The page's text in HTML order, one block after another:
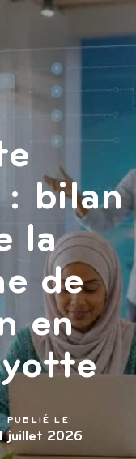
: bilan
la
de
en
PUBLIÉ LE:
juillet 2026